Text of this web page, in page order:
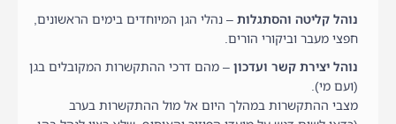
נוהל קליטה והסתגלות– נהלי הגן המיוחדים בימים הראשונים,
חפצי מעבר וביקורי הורים.
נוהל יצירת קשר ועדכון– מהם דרכי ההתקשרות המקובלים בגן
(ועם מי).
מצבי ההתקשרות במהלך היום אל מול ההתקשרות בערב